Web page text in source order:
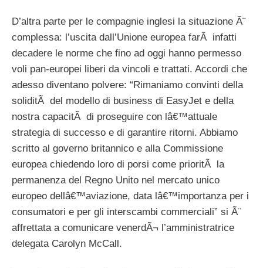
D’altra parte per le compagnie inglesi la situazione Ã¨
complessa: l’uscita dall’Unione europea farÃ infatti
decadere le norme che fino ad oggi hanno permesso
voli pan-europei liberi da vincoli e trattati. Accordi che
adesso diventano polvere: “Rimaniamo convinti della
soliditÃ del modello di business di EasyJet e della
nostra capacitÃ di proseguire con lâ€™attuale
strategia di successo e di garantire ritorni. Abbiamo
scritto al governo britannico e alla Commissione
europea chiedendo loro di porsi come prioritÃ la
permanenza del Regno Unito nel mercato unico
europeo dellâ€™aviazione, data lâ€™importanza per i
consumatori e per gli interscambi commerciali” si Ã¨
affrettata a comunicare venerdÃ¬ l’amministratrice
delegata Carolyn McCall.